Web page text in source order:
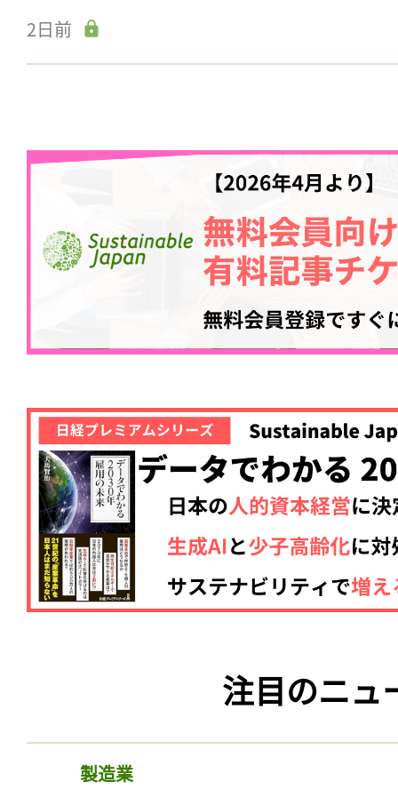
2日前
注目のニュ
製造業